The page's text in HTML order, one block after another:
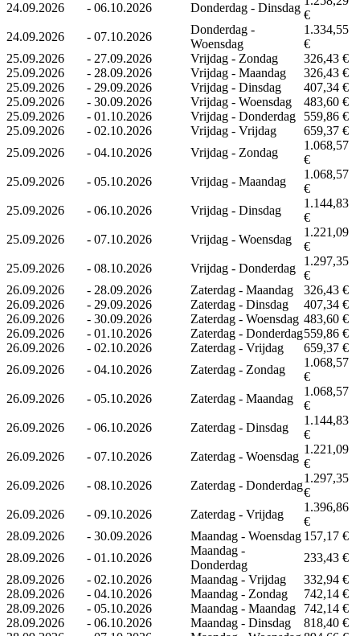
24.09.2026
- 06.10.2026 Donderdag - Dinsdag
€
24.09.2026
- 07.10.2026
Donderdag -
Woensdag
1.334,55
€
25.09.2026
- 27.09.2026 Vrijdag - Zondag
326,43 €
25.09.2026
- 28.09.2026 Vrijdag - Maandag
326,43 €
25.09.2026
- 29.09.2026 Vrijdag - Dinsdag
407,34 €
25.09.2026
- 30.09.2026 Vrijdag - Woensdag
483,60 €
25.09.2026
- 01.10.2026 Vrijdag - Donderdag
559,86 €
25.09.2026
- 02.10.2026 Vrijdag - Vrijdag
659,37 €
25.09.2026
- 04.10.2026 Vrijdag - Zondag
1.068,57
€
25.09.2026
- 05.10.2026 Vrijdag - Maandag
1.068,57
€
25.09.2026
- 06.10.2026 Vrijdag - Dinsdag
1.144,83
€
25.09.2026
- 07.10.2026 Vrijdag - Woensdag
1.221,09
€
25.09.2026
- 08.10.2026 Vrijdag - Donderdag
1.297,35
€
26.09.2026
- 28.09.2026 Zaterdag - Maandag
326,43 €
26.09.2026
- 29.09.2026 Zaterdag - Dinsdag
407,34 €
26.09.2026
- 30.09.2026 Zaterdag - Woensdag 483,60 €
26.09.2026
- 01.10.2026 Zaterdag - Donderdag559,86 €
26.09.2026
- 02.10.2026 Zaterdag - Vrijdag
659,37 €
26.09.2026
- 04.10.2026 Zaterdag - Zondag
1.068,57
€
26.09.2026
- 05.10.2026 Zaterdag - Maandag
1.068,57
€
26.09.2026
- 06.10.2026 Zaterdag - Dinsdag
1.144,83
€
26.09.2026
- 07.10.2026 Zaterdag - Woensdag
1.221,09
€
26.09.2026
- 08.10.2026 Zaterdag - Donderdag
1.297,35
€
26.09.2026
- 09.10.2026 Zaterdag - Vrijdag
1.396,86
€
28.09.2026
- 30.09.2026 Maandag - Woensdag 157,17 €
28.09.2026
- 01.10.2026
Maandag -
Donderdag
233,43 €
28.09.2026
- 02.10.2026 Maandag - Vrijdag
332,94 €
28.09.2026
- 04.10.2026 Maandag - Zondag
742,14 €
28.09.2026
- 05.10.2026 Maandag - Maandag
742,14 €
28.09.2026
- 06.10.2026 Maandag - Dinsdag
818,40 €